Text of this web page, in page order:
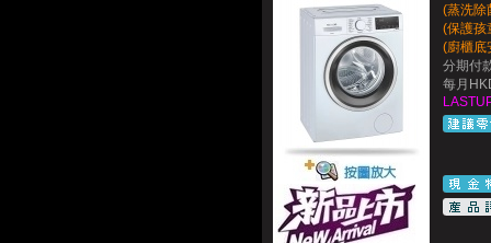
(蒸洗除
(保護孩
(廚櫃底
分期付
每月